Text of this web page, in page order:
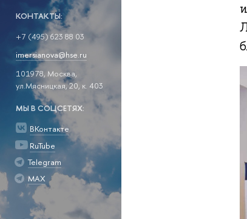
КОНТАКТЫ:
+7 (495) 623 88 03
imersianova@hse.ru
101978, Москва,
ул.Мясницкая, 20, к. 403
МЫ В СОЦСЕТЯХ:
ВКонтакте
RuTube
Telegram
MAX